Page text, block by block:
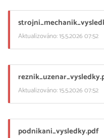
Aktualizováno: 15.5.2026 07:52
Aktualizováno: 15.5.2026 07:52
podnikani_vysledky.pdf